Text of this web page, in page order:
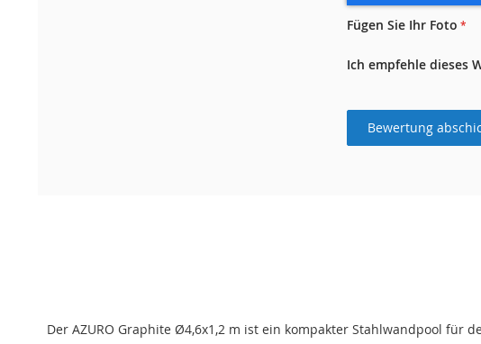
Fügen Sie Ihr Foto
Ich empfehle dieses
Bewertung
Der AZURO Graphite Ø4,6x1,2 m ist ein kompakter Stahlwandpool